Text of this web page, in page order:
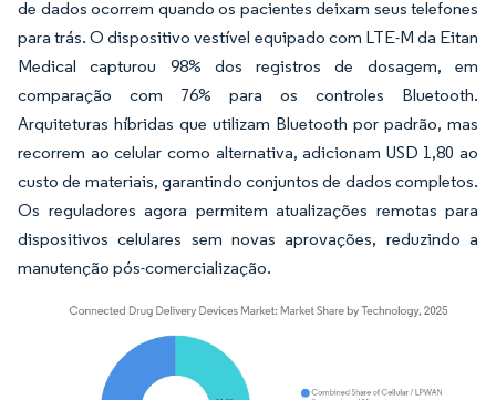
de dados ocorrem quando os pacientes deixam seus telefones
para trás. O dispositivo vestível equipado com LTE-M da Eitan
Medical capturou 98% dos registros de dosagem, em
comparação com 76% para os controles Bluetooth.
Arquiteturas híbridas que utilizam Bluetooth por padrão, mas
recorrem ao celular como alternativa, adicionam USD 1,80 ao
custo de materiais, garantindo conjuntos de dados completos.
Os reguladores agora permitem atualizações remotas para
dispositivos celulares sem novas aprovações, reduzindo a
manutenção pós-comercialização.